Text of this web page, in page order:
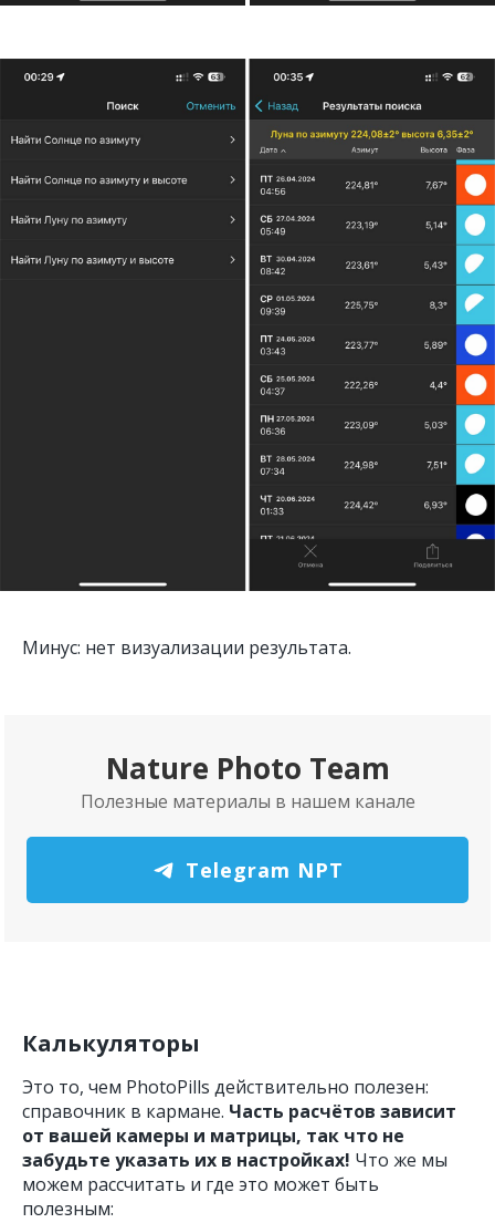
Минус: нет визуализации результата.
Nature Photo Team
Полезные материалы в нашем канале
Telegram NPT
Калькуляторы
Это то, чем PhotoPills действительно полезен:
справочник в кармане. Часть расчётов зависит
от вашей камеры и матрицы, так что не
забудьте указать их в настройках! Что же мы
можем рассчитать и где это может быть
полезным: